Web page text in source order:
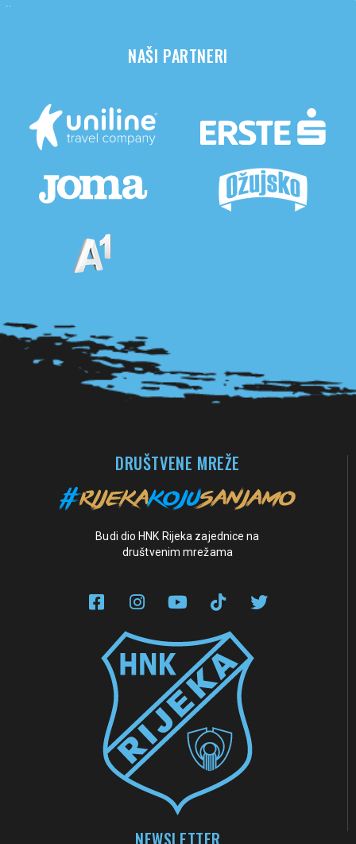
NAŠI PARTNERI
DRUŠTVENE MREŽE
Budi dio HNK Rijeka zajednice na
društvenim mrežama